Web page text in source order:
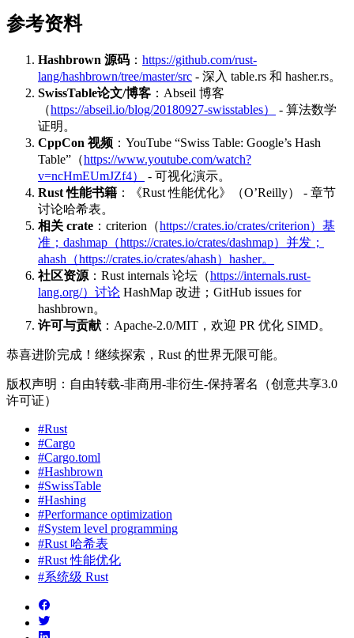
参考资料
Hashbrown 源码 ： https://github.com/rust-
lang/hashbrown/tree/master/src - 深入 table.rs 和 hasher.rs。
SwissTable论文/博客 ：Abseil 博客
（https://abseil.io/blog/20180927-swisstables）
- 算法数学
证明。
CppCon 视频 ：YouTube “Swiss Table: Google’s Hash
Table”（https://www.youtube.com/watch?
v=ncHmEUmJZf4）
- 可视化演示。
Rust 性能书籍 ：《Rust 性能优化》（O’Reilly） - 章节
讨论哈希表。
相关 crate ：criterion（https://crates.io/crates/criterion）基
准；dashmap（https://crates.io/crates/dashmap）并发；
ahash（https://crates.io/crates/ahash）hasher。
社区资源 ：Rust internals 论坛（https://internals.rust-
lang.org/）讨论 HashMap 改进；GitHub issues for
hashbrown。
许可与贡献 ：Apache-2.0/MIT，欢迎 PR 优化 SIMD。
恭喜进阶完成！继续探索，Rust 的世界无限可能。
版权声明：自由转载-非商用-非衍生-保持署名（创意共享3.0
许可证）
#Rust
#Cargo
#Cargo.toml
#Hashbrown
#SwissTable
#Hashing
#Performance optimization
#System level programming
#Rust 哈希表
#Rust 性能优化
#系统级 Rust